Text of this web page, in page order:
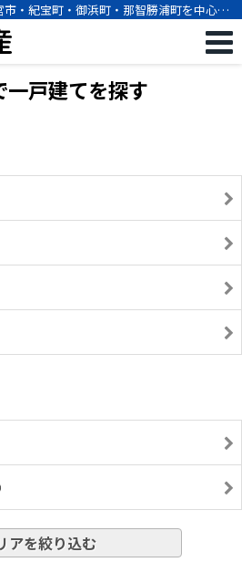
・紀宝町・御浜町・那智勝浦町を中心に
なら育栄不動産(株)
一戸建てを探す
アを絞り込む